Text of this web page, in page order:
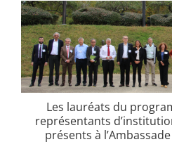
Les lauréats du
représentants
présents à